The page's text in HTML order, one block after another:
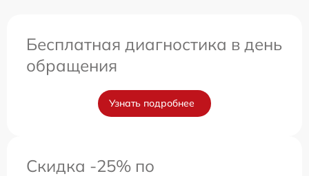
Бесплатная диагностика в день
обращения
Узнать подробнее
Скидка -25% по